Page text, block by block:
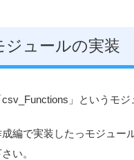
ジュールの実装
」というモジ
編で実装したっモジュー
い。